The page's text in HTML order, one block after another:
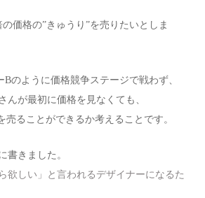
価格の”きゅうり”を売りたいとしま
のように価格競争ステージで戦わず、
んが最初に価格を見なくても、
売ることができるか考えることです。
書きました。
欲しい」と言われるデザイナーになるた